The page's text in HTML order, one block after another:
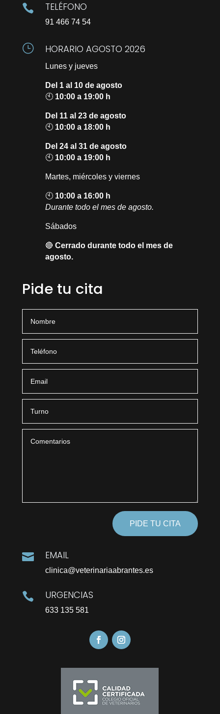
 TELÉFONO
91 466 74 54
} HORARIO AGOSTO 2026
Lunes y jueves
Del 1 al 10 de agosto
🕙 10:00 a 19:00 h
Del 11 al 23 de agosto
🕙 10:00 a 18:00 h
Del 24 al 31 de agosto
🕙 10:00 a 19:00 h
Martes, miércoles y viernes
🕙 10:00 a 16:00 h
Durante todo el mes de agosto.
Sábados
🔴 Cerrado durante todo el mes de
agosto.
Pide tu cita
PIDE TU CITA
 EMAIL
clinica@veterinariaabrantes.es
 URGENCIAS
633 135 581